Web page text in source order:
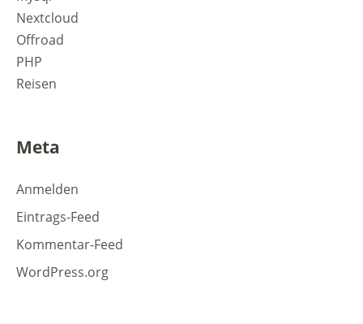
Nextcloud
Offroad
PHP
Reisen
Meta
Anmelden
Eintrags-Feed
Kommentar-Feed
WordPress.org